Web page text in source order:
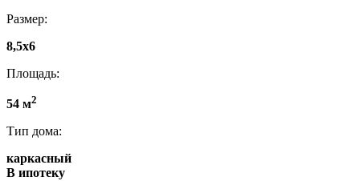
Размер:
8,5x6
Площадь:
54 м2
Тип дома:
каркасный
В ипотеку